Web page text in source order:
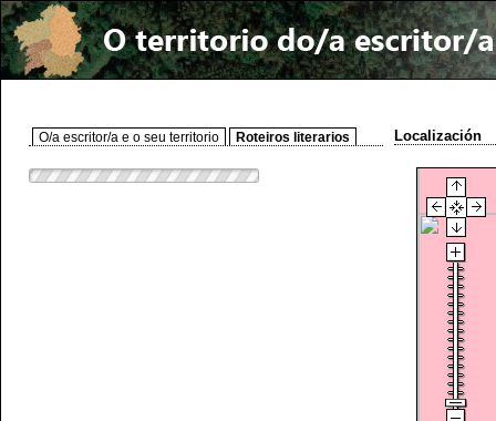
O/a escritor/a e o seu territorio Roteiros literarios Localización